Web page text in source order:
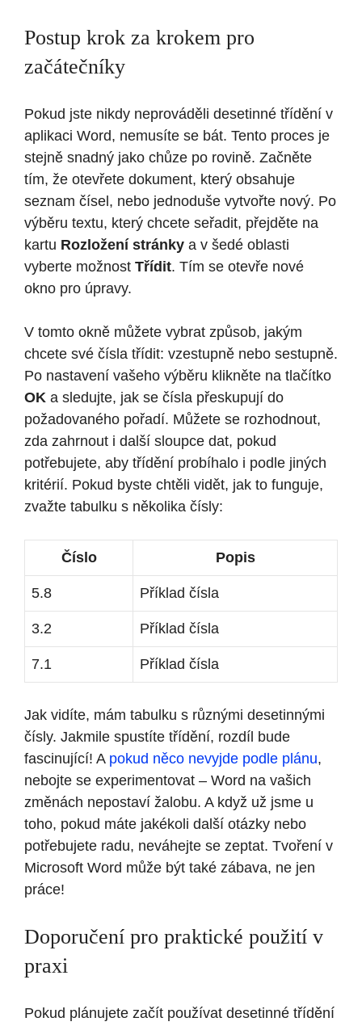
Postup krok za krokem pro
začátečníky
Pokud jste nikdy neprováděli desetinné třídění v
aplikaci Word, nemusíte se bát. Tento proces je
stejně snadný jako chůze po rovině. Začněte
tím, že otevřete dokument, který obsahuje
seznam čísel, nebo jednoduše vytvořte nový. Po
výběru textu, který chcete seřadit, přejděte na
kartu Rozložení stránky a v šedé oblasti
vyberte možnost Třídit. Tím se otevře nové
okno pro úpravy.
V tomto okně můžete vybrat způsob, jakým
chcete své čísla třídit: vzestupně nebo sestupně.
Po nastavení vašeho výběru klikněte na tlačítko
OK a sledujte, jak se čísla přeskupují do
požadovaného pořadí. Můžete se rozhodnout,
zda zahrnout i další sloupce dat, pokud
potřebujete, aby třídění probíhalo i podle jiných
kritérií. Pokud byste chtěli vidět, jak to funguje,
zvažte tabulku s několika čísly:
Číslo Popis
5.8 Příklad čísla
3.2 Příklad čísla
7.1 Příklad čísla
Jak vidíte, mám tabulku s různými desetinnými
čísly. Jakmile spustíte třídění, rozdíl bude
fascinující! A pokud něco nevyjde podle plánu,
nebojte se experimentovat – Word na vašich
změnách nepostaví žalobu. A když už jsme u
toho, pokud máte jakékoli další otázky nebo
potřebujete radu, neváhejte se zeptat. Tvoření v
Microsoft Word může být také zábava, ne jen
práce!
Doporučení pro praktické použití v
praxi
Pokud plánujete začít používat desetinné třídění